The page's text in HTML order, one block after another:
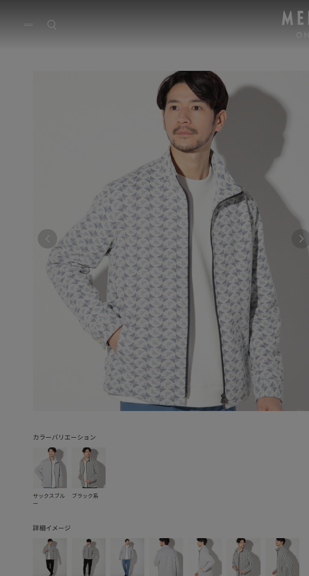
カラーバリエーション
サックスブル
ー
ブラック系
詳細イメージ